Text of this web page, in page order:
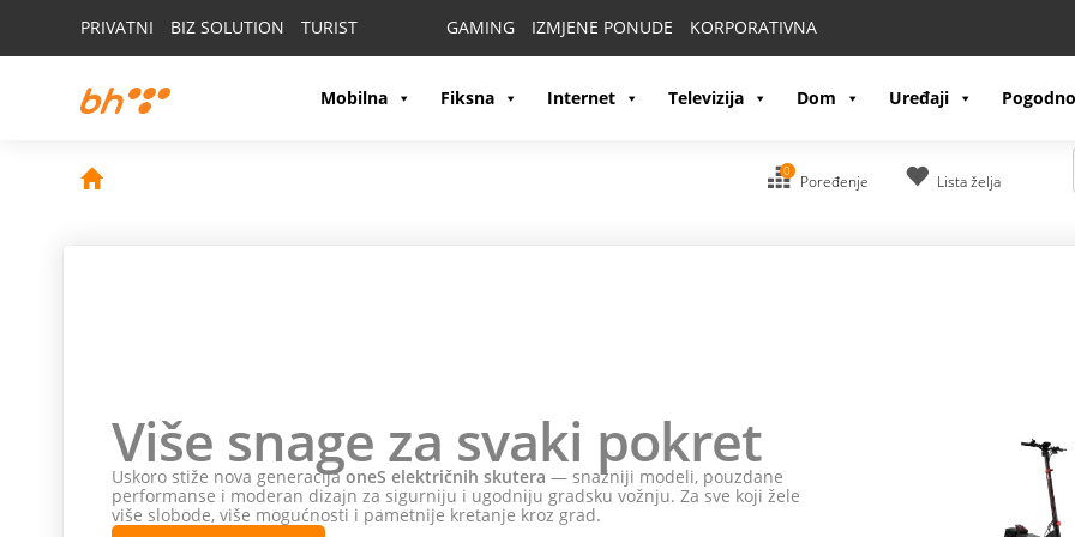
PRIVATNI BIZ SOLUTION TURIST GAMING IZMJENE PONUDE KORPORATIVNA
Mobilna Fiksna Internet Televizija Dom Uređaji
0
Poređenje Lista želja
Više snage za svaki pokret
Uskoro stiže nova generacijaoneS električnih skutera — snažniji modeli, pouzdane
performanse i moderan dizajn za sigurniju i ugodniju gradsku vožnju. Za sve koji žele
više slobode, više mogućnosti i pametnije kretanje kroz grad.